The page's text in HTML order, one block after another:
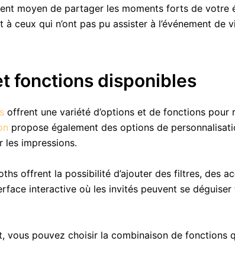
moyen de partager les moments forts de
ceux qui n’ont pas pu assister à l’événement de
fonctions disponibles
offrent une variété d’options et de fonctions
propose également des options de
les impressions.
offrent la possibilité d’ajouter des filtres, des
interactive où les invités peuvent se
pouvez choisir la combinaison de fonctions